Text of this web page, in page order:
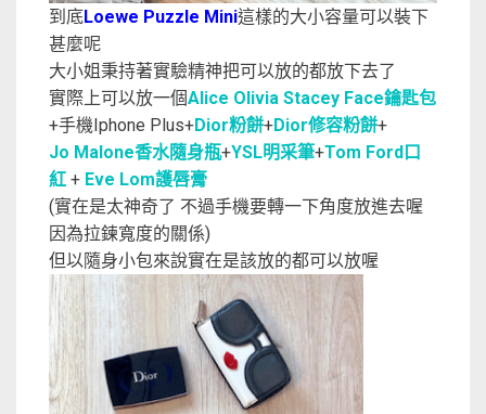
到底Loewe Puzzle Mini這樣的大小容量可以裝下
甚麼呢
大小姐秉持著實驗精神把可以放的都放下去了
實際上可以放一個Alice Olivia Stacey Face鑰匙包
+手機Iphone Plus+Dior粉餅+Dior修容粉餅+
Jo Malone香水隨身瓶+YSL明采筆+Tom Ford口
紅 + Eve Lom護唇膏
(實在是太神奇了 不過手機要轉一下角度放進去喔
因為拉鍊寬度的關係)
但以隨身小包來說實在是該放的都可以放喔